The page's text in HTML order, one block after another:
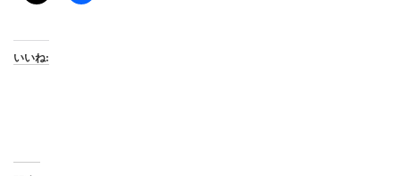
いいね: